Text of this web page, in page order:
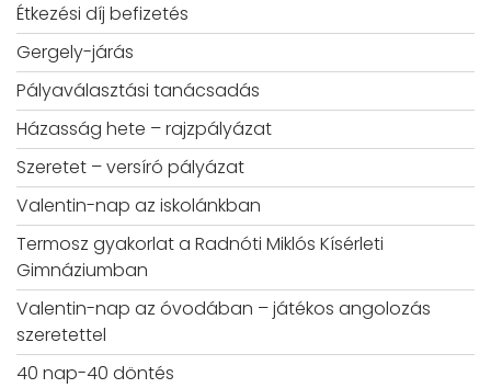
Étkezési díj befizetés
Gergely-járás
Pályaválasztási tanácsadás
Házasság hete – rajzpályázat
Szeretet – versíró pályázat
Valentin-nap az iskolánkban
Termosz gyakorlat a Radnóti Miklós Kísérleti
Gimnáziumban
Valentin-nap az óvodában – játékos angolozás
szeretettel
40 nap-40 döntés